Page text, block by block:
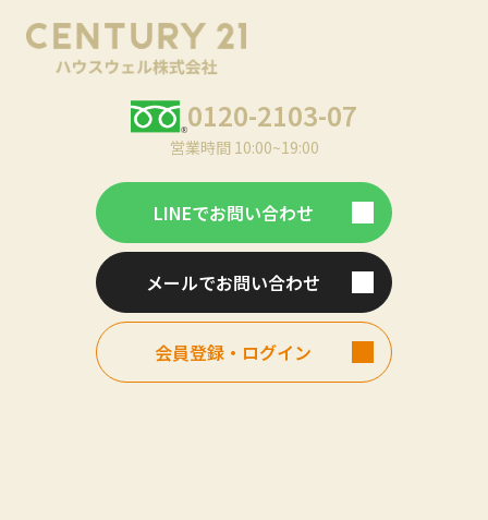
0120-2103-07
営業時間 10:00~19:00
LINEでお問い合わせ
メールでお問い合わせ
会員登録・ログイン